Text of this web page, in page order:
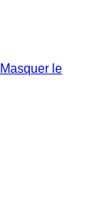
Masquer le